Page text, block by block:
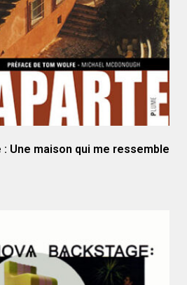
Une maison qui me ressemble